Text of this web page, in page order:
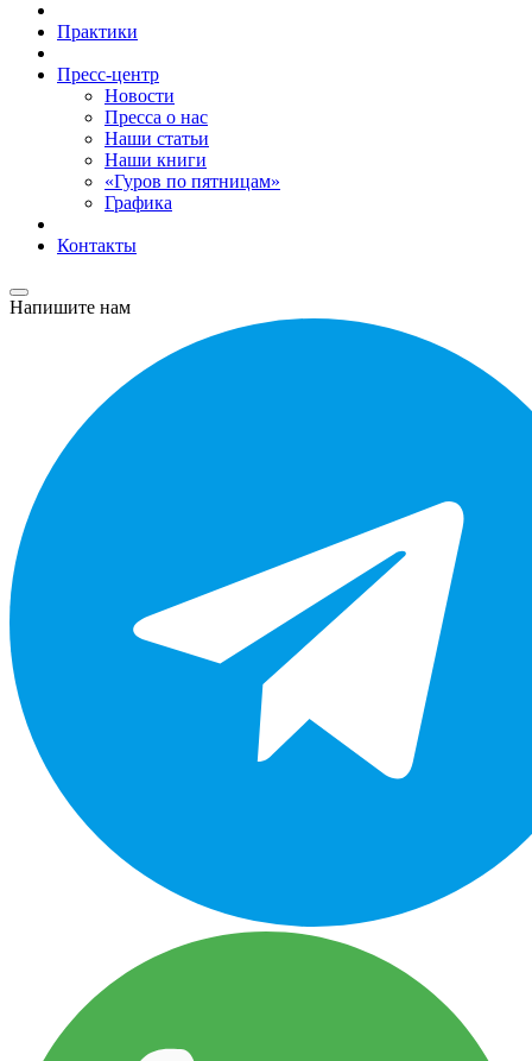
Практики
Пресс-центр
Новости
Пресса о нас
Наши статьи
Наши книги
«Гуров по пятницам»
Графика
Контакты
Напишите нам